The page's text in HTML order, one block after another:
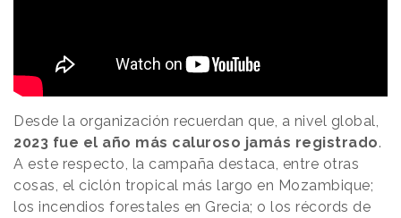
Desde la organización recuerdan que, a nivel global,
2023 fue el año más caluroso jamás registrado.
A este respecto, la campaña destaca, entre otras
cosas, el ciclón tropical más largo en Mozambique;
los incendios forestales en Grecia; o los récords de